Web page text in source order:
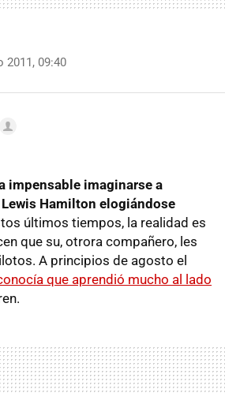
2011, 09:40
impensable imaginarse a
Hamilton elogiándose
últimos tiempos, la realidad es
que su, otrora compañero, les
A principios de agosto el
que aprendió mucho al lado